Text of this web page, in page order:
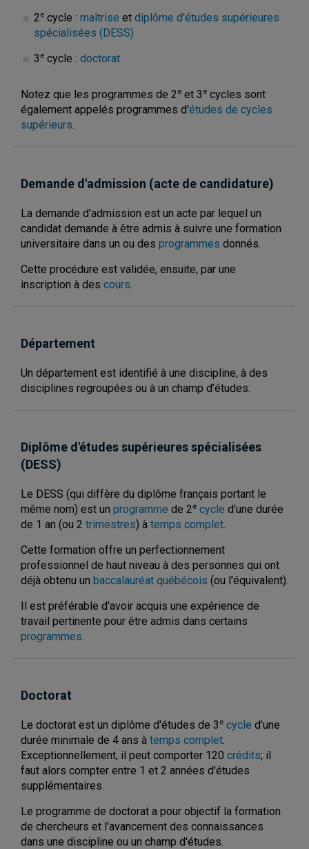
2e cycle : maîtrise et diplôme d'études supérieures
spécialisées (DESS)
3 e cycle : doctorat
Notez que les programmes de 2e et 3 e cycles sont
également appelés programmes d'études de cycles
supérieurs.
Demande d'admission (acte de candidature)
La demande d'admission est un acte par lequel un
candidat demande à être admis à suivre une formation
universitaire dans un ou des programmes donnés.
Cette procédure est validée, ensuite, par une
inscription à des cours.
Département
Un département est identifié à une discipline, à des
disciplines regroupées ou à un champ d’études.
Diplôme d'études supérieures spécialisées
(DESS)
Le DESS (qui diffère du diplôme français portant le
même nom) est un programme de 2e cycle d'une durée
de 1 an (ou 2 trimestres) à temps complet.
Cette formation offre un perfectionnement
professionnel de haut niveau à des personnes qui ont
déjà obtenu un baccalauréat québécois (ou l'équivalent).
Il est préférable d'avoir acquis une expérience de
travail pertinente pour être admis dans certains
programmes.
Doctorat
Le doctorat est un diplôme d'études de 3 e cycle d'une
durée minimale de 4 ans à temps complet.
Exceptionnellement, il peut comporter 120 crédits; il
faut alors compter entre 1 et 2 années d'études
supplémentaires.
Le programme de doctorat a pour objectif la formation
de chercheurs et l'avancement des connaissances
dans une discipline ou un champ d'études.